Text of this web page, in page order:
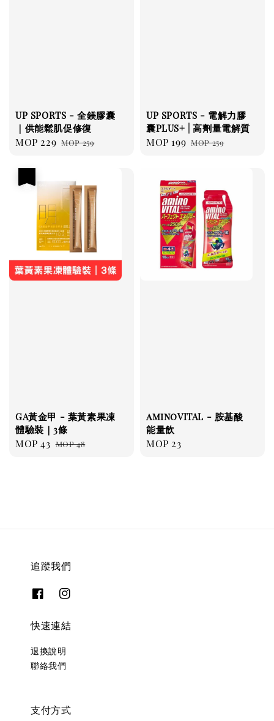
UP SPORTS - 全鎂膠囊
｜供能鬆肌促修復
Sale
MOP 229 Regular
MOP 259
UP SPORTS - 電解力膠
囊PLUS+ | 高劑量電解質
Sale
MOP 199 Regular
MOP 259
GA黃金甲 - 葉黃素果凍
體驗裝｜3條
Sale
MOP 43 Regular
MOP 48
aminoVITAL - 胺基酸
能量飲
Regular
MOP 23
追蹤我們
快速連結
退換說明
聯絡我們
支付方式